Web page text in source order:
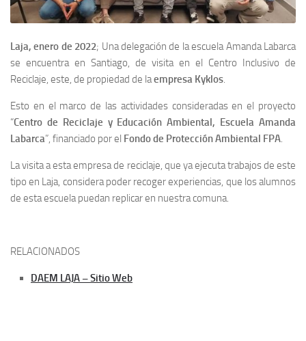
Laja, enero de 2022; Una delegación de la escuela Amanda Labarca
se encuentra en Santiago, de visita en el Centro Inclusivo de
Reciclaje, este, de propiedad de laempresa Kyklos.
Esto en el marco de las actividades consideradas en el proyecto
“Centro de Reciclaje y Educación Ambiental, Escuela Amanda
Labarca”, financiado por el Fondo de Protección Ambiental FPA.
La visita a esta empresa de reciclaje, que ya ejecuta trabajos de este
tipo en Laja, considera poder recoger experiencias, que los alumnos
de esta escuela puedan replicar en nuestra comuna.
RELACIONADOS
DAEM LAJA – Sitio Web